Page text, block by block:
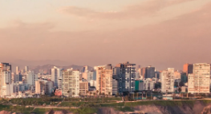
onboarden en beheren
eenvoudig uitbesteden
en payroll solutions voor groeiende
en betaalsnelheden voor
Inloggen